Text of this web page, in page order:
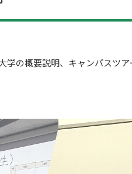
の概要説明、キャンパスツア